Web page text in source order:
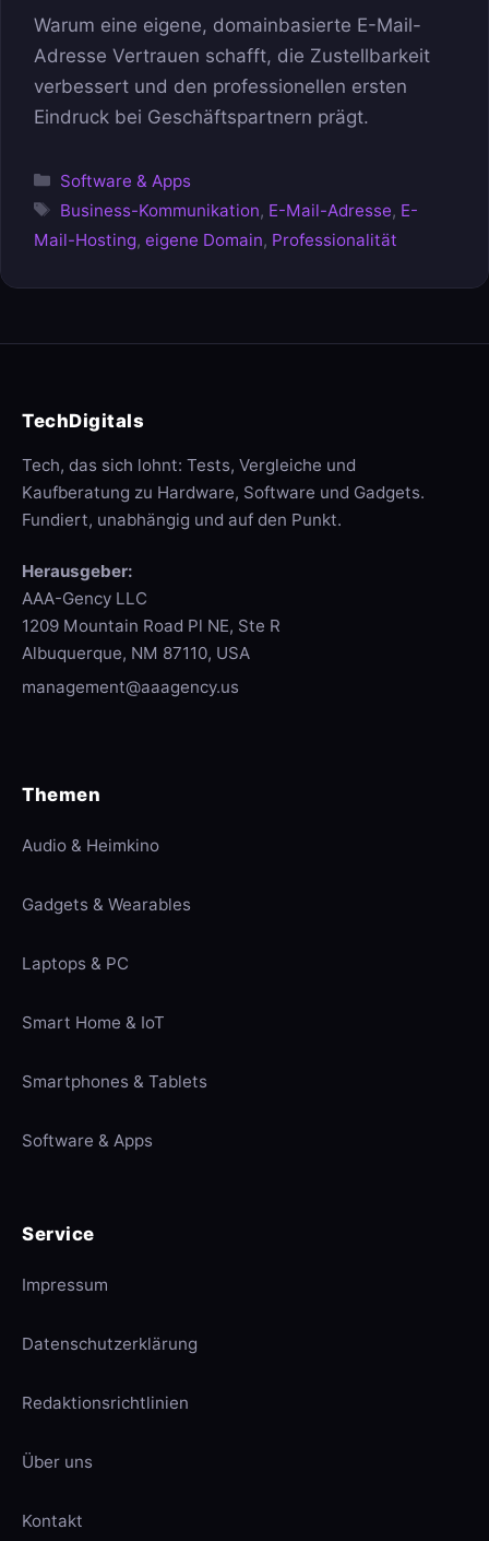
Warum eine eigene, domainbasierte E-Mail-
Adresse Vertrauen schafft, die Zustellbarkeit
verbessert und den professionellen ersten
Eindruck bei Geschäftspartnern prägt.
Kategorien
Software & Apps
Schlagwörter
Business-Kommunikation, E-Mail-Adresse, E-
Mail-Hosting, eigene Domain, Professionalität
TechDigitals
Tech, das sich lohnt: Tests, Vergleiche und
Kaufberatung zu Hardware, Software und Gadgets.
Fundiert, unabhängig und auf den Punkt.
Herausgeber:
AAA-Gency LLC
1209 Mountain Road Pl NE, Ste R
Albuquerque, NM 87110, USA
management@aaagency.us
Themen
Audio & Heimkino
Gadgets & Wearables
Laptops & PC
Smart Home & IoT
Smartphones & Tablets
Software & Apps
Service
Impressum
Datenschutzerklärung
Redaktionsrichtlinien
Über uns
Kontakt